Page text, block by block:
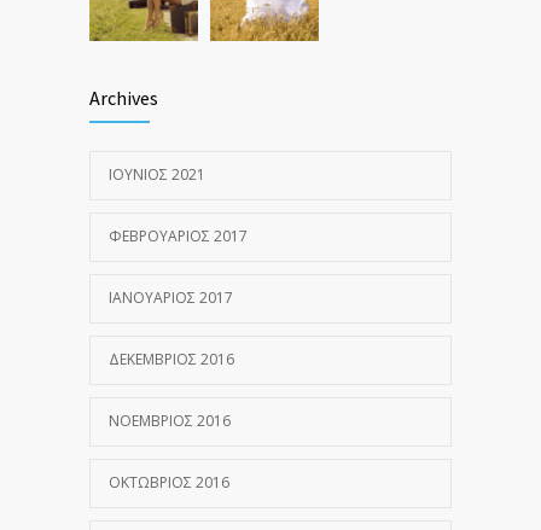
Archives
ΙΟΎΝΙΟΣ 2021
ΦΕΒΡΟΥΆΡΙΟΣ 2017
ΙΑΝΟΥΆΡΙΟΣ 2017
ΔΕΚΈΜΒΡΙΟΣ 2016
ΝΟΈΜΒΡΙΟΣ 2016
ΟΚΤΏΒΡΙΟΣ 2016